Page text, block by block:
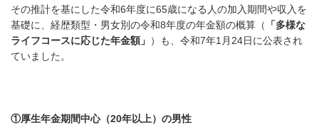
その推計を基にした令和6年度に65歳になる人の加入期間や収入を
基礎に、経歴類型・男女別の令和8年度の年金額の概算（
「多様な
ライフコースに応じた年金額」 ）も、令和7年1月24日に公表され
ていました。
①厚生年金期間中心（20年以上）の男性